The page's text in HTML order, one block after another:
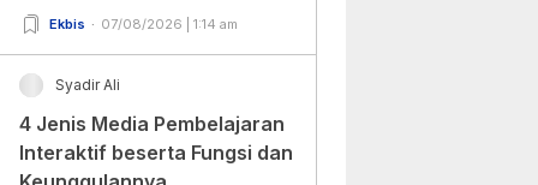
Ekbis 07/08/2026 | 1:14 am
Syadir Ali
4 Jenis Media Pembelajaran
Interaktif beserta Fungsi dan